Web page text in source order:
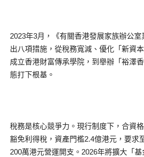
2023年3月，《有關香港發展家族辦公
出八項措施，從稅務寬減、優化「新資
成立香港財富傳承學院，到舉辦「裕澤
態打下根基。
稅務是核心競爭力。現行制度下，合資
豁免利得稅，資產門檻2.4億港元，要求
200萬港元營運開支。2026年將擴大「